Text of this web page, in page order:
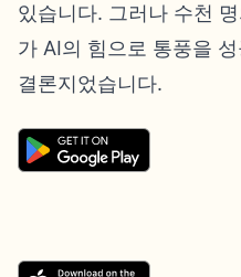
있습니다. 그러나 수천
가 AI의 힘으로 통풍을
결론지었습니다.